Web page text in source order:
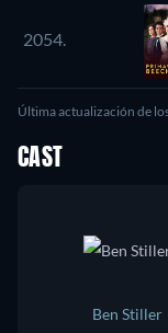
2054.
Última actualización de
CAST
Ben Stiller